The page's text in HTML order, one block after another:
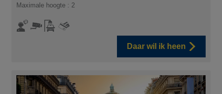
Maximale hoogte : 2
Daar wil ik heen